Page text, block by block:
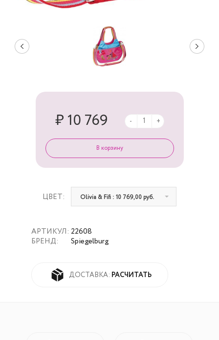
АРТИКУЛ:
БРЕНД:
22608
Spiegelburg
ДОСТАВКА: РАСЧИТАТЬ
ЦВЕТ: Olivia & Fifi : 10 769,00 руб.
₽ 10 769 - +